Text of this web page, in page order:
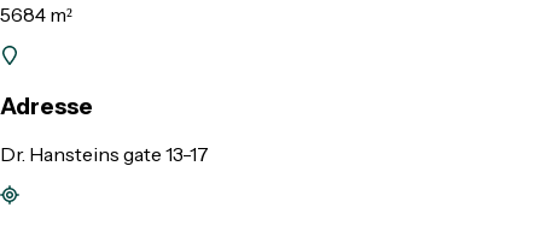
5684 m²
Adresse
Dr. Hansteins gate 13-17